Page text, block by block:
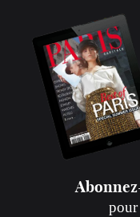
pour